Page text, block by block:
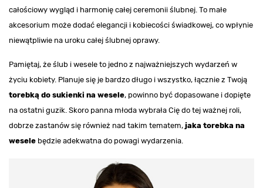
całościowy wygląd i harmonię całej ceremonii ślubnej. To małe
akcesorium może dodać elegancji i kobiecości świadkowej, co wpłynie
niewątpliwie na uroku całej ślubnej oprawy.
Pamiętaj, że ślub i wesele to jedno z najważniejszych wydarzeń w
życiu kobiety. Planuje się je bardzo długo i wszystko, łącznie z Twoją
torebką do sukienki na wesele, powinno być dopasowane i dopięte
na ostatni guzik. Skoro panna młoda wybrała Cię do tej ważnej roli,
dobrze zastanów się również nad takim tematem, jaka torebka na
wesele będzie adekwatna do powagi wydarzenia.